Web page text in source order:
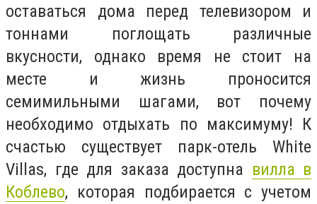
оставаться дома перед телевизором и
тоннами поглощать различные
вкусности, однако время не стоит на
месте и жизнь проносится
семимильными шагами, вот почему
необходимо отдыхать по максимуму! К
счастью существует парк-отель White
Villas, где для заказа доступна вилла в
Коблево, которая подбирается с учетом